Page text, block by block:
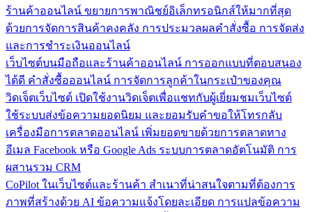
ร้านค้าออนไลน์ ขยายการพาณิชย์อิเล็กทรอนิกส์ให้มากที่สุด
ด้วยการจัดการสินค้าคงคลัง การประมวลผลคำสั่งซื้อ การจัดส่ง
และการชำระเงินออนไลน์
เว็บไซต์บนมือถือและร้านค้าออนไลน์ การออกแบบที่ตอบสนอง
ได้ดี คำสั่งซื้อออนไลน์ การจัดการลูกค้าในกระเป๋าของคุณ
วิดเจ็ตเว็บไซต์ เปิดใช้งานวิดเจ็ตเพื่อแชทกับผู้เยี่ยมชมเว็บไซต์
ใช้ระบบส่งข้อความยอดนิยม และยอมรับคำขอให้โทรกลับ
เครื่องมือการตลาดออนไลน์ เพิ่มยอดขายด้วยการตลาดทาง
อีเมล Facebook หรือ Google Ads ระบบการตลาดอัตโนมัติ การ
ผสานรวม CRM
CoPilot ในเว็บไซต์และร้านค้า สำเนาที่น่าสนใจตามที่ต้องการ
ภาพที่สร้างด้วย AI ข้อความแจ้งโดยละเอียด การแปลข้อความ